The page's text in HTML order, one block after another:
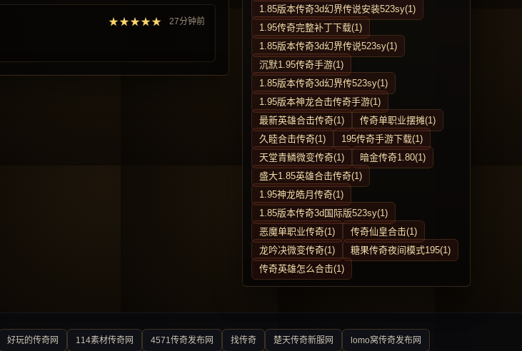
★★★★★ 27分钟前
1.85版本传奇3d幻界传说安装523sy(1)
1.95传奇完整补丁下载(1)
1.85版本传奇3d幻界传说523sy(1)
沉默1.95传奇手游(1)
1.85版本传奇3d幻界传523sy(1)
1.95版本神龙合击传奇手游(1)
最新英雄合击传奇(1)
传奇单职业摆摊(1)
久睦合击传奇(1)
195传奇手游下载(1)
天堂青鳞微变传奇(1)
暗金传奇1.80(1)
盛大1.85英雄合击传奇(1)
1.95神龙皓月传奇(1)
1.85版本传奇3d国际版523sy(1)
恶魔单职业传奇(1)
传奇仙皇合击(1)
龙吟决微变传奇(1)
糖果传奇夜间模式195(1)
传奇英雄怎么合击(1)
好玩的传奇网 114素材传奇网 4571传奇发布网 找传奇 楚天传奇新服网 lomo窝传奇发布网